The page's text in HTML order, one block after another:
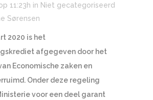
11:23h in Niet gecategoriseerd
Sørensen
2020 is het
afgegeven door het
Economische zaken en
Onder deze regeling
voor een deel garant